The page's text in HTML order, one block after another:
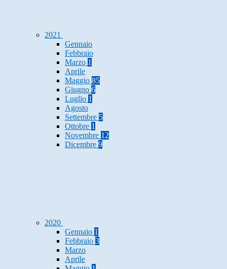
2021
Gennaio
Febbraio
Marzo 1
Aprile
Maggio 85
Giugno 6
Luglio 1
Agosto
Settembre 5
Ottobre 1
Novembre 12
Dicembre 9
2020
Gennaio 1
Febbraio 3
Marzo
Aprile